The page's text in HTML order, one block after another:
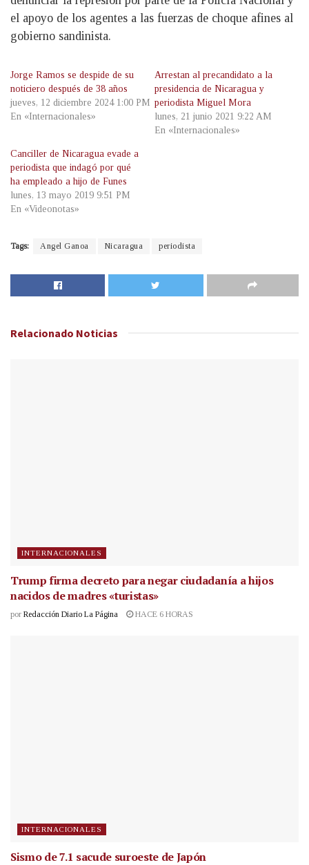
el apoyo de los agentes a las fuerzas de choque afines al
gobierno sandinista.
Jorge Ramos se despide de su
noticiero después de 38 años
jueves, 12 diciembre 2024 1:00 PM
En «Internacionales»
Arrestan al precandidato a la
presidencia de Nicaragua y
periodista Miguel Mora
lunes, 21 junio 2021 9:22 AM
En «Internacionales»
Canciller de Nicaragua evade a
periodista que indagó por qué
ha empleado a hijo de Funes
lunes, 13 mayo 2019 9:51 PM
En «Videonotas»
Tags: Angel Ganoa Nicaragua periodista
Relacionado Noticias
INTERNACIONALES
Trump firma decreto para negar ciudadanía a hijos
nacidos de madres «turistas»
por Redacción Diario La Página HACE 6 HORAS
INTERNACIONALES
Sismo de 7.1 sacude suroeste de Japón